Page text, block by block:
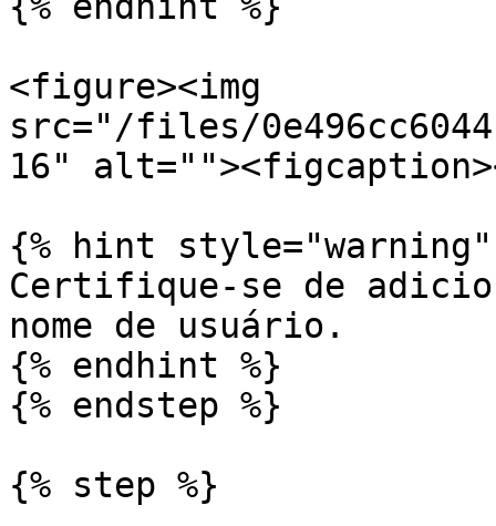
<figure><img
src="/files/
16"
{% hint style="warning"
Certifique-se de
nome de usuário.
{% endhint %}
{% endstep %}
{% step %}